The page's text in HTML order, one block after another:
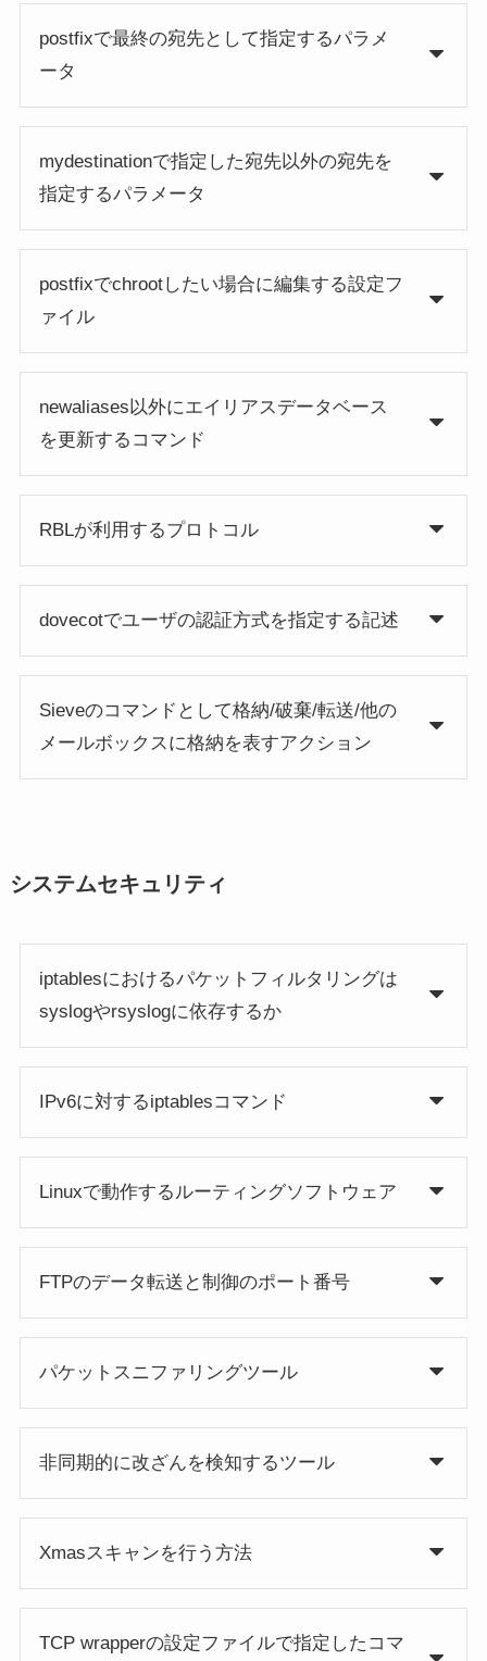
postfixで最終の宛先として指定するパラメ
ータ
mydestinationで指定した宛先以外の宛先を
指定するパラメータ
postfixでchrootしたい場合に編集する設定フ
ァイル
newaliases以外にエイリアスデータベース
を更新するコマンド
RBLが利用するプロトコル
dovecotでユーザの認証方式を指定する記述
Sieveのコマンドとして格納/破棄/転送/他の
メールボックスに格納を表すアクション
システムセキュリティ
iptablesにおけるパケットフィルタリングは
syslogやrsyslogに依存するか
IPv6に対するiptablesコマンド
Linuxで動作するルーティングソフトウェア
FTPのデータ転送と制御のポート番号
パケットスニファリングツール
非同期的に改ざんを検知するツール
Xmasスキャンを行う方法
TCP wrapperの設定ファイルで指定したコマ